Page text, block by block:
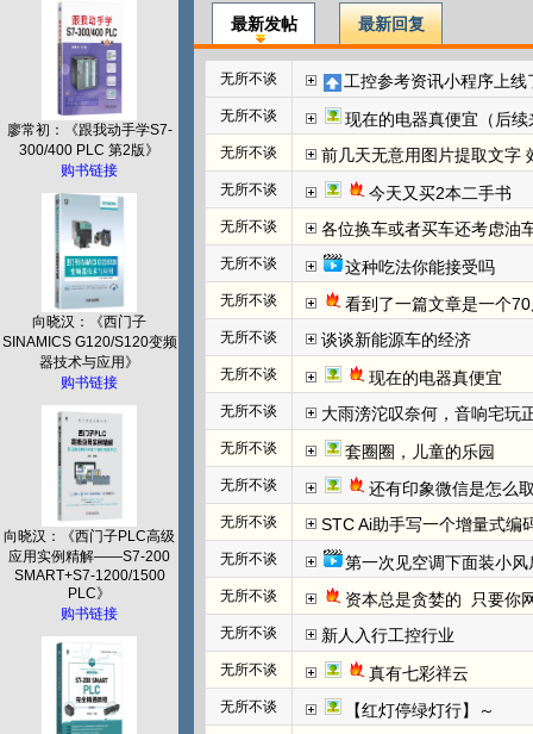
廖常初：《跟我动手学S7-
300/400 PLC 第2版》
购书链接
向晓汉：《西门子
SINAMICS G120/S120变频
器技术与应用》
购书链接
向晓汉：《西门子PLC高级
应用实例精解——S7-200
SMART+S7-1200/1500
PLC》
购书链接
最新发帖 最新回复
无所不谈 工控参考资讯小程序上线
无所不谈 现在的电器真便宜（后续
无所不谈 前几天无意用图片提取文字
无所不谈 今天又买2本二手书
无所不谈 各位换车或者买车还考虑油
无所不谈 这种吃法你能接受吗
无所不谈 看到了一篇文章是一个
无所不谈 谈谈新能源车的经济
无所不谈 现在的电器真便宜
无所不谈 大雨滂沱叹奈何，音响宅玩
无所不谈 套圈圈，儿童的乐园
无所不谈 还有印象微信是怎么
无所不谈 STC Ai助手写一个增量式编
无所不谈 第一次见空调下面装小风
无所不谈 资本总是贪婪的  只要你
无所不谈 新人入行工控行业
无所不谈 真有七彩祥云
无所不谈 【红灯停绿灯行】～